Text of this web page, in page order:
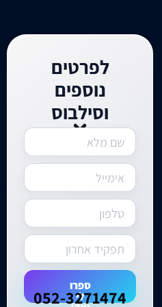
לפרטים
נוספים
וסילבוס
ספרו
לי
052-3271474⁩